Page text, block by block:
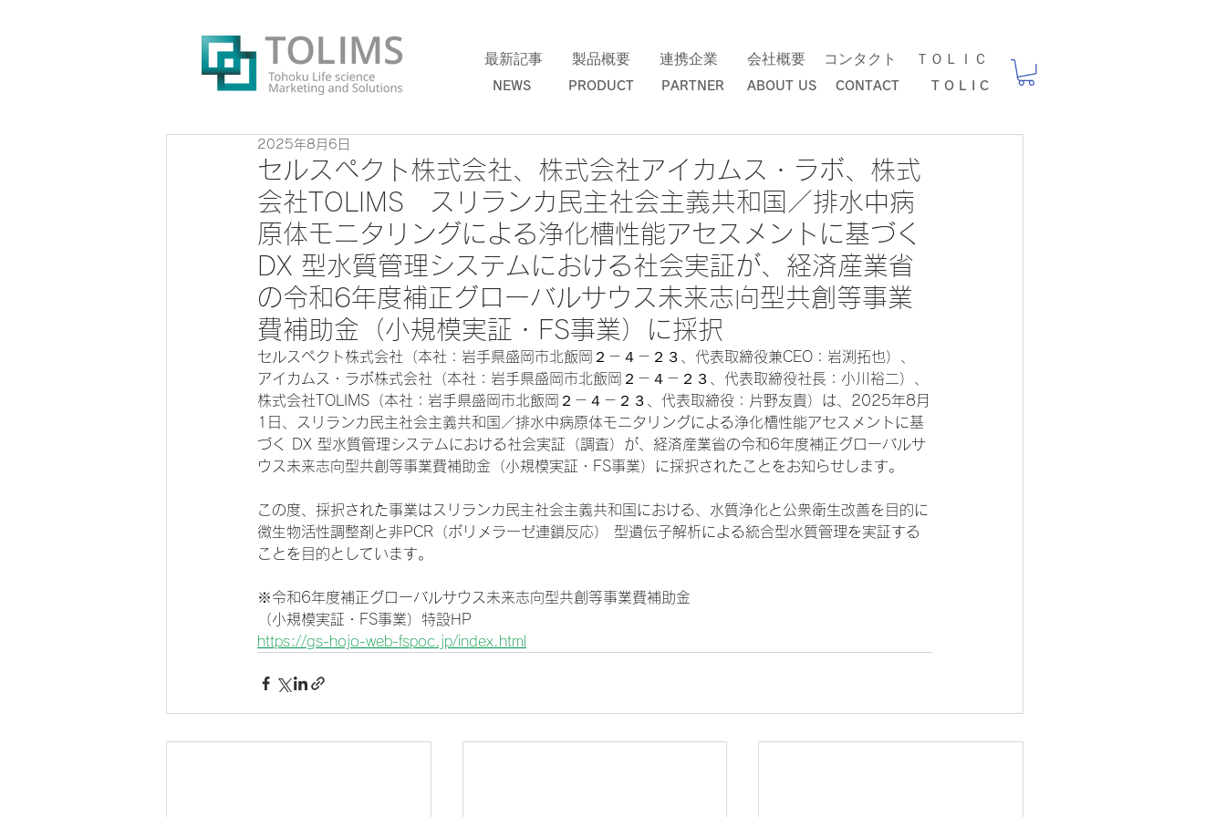
NEWS PRODUCT PARTNER ABOUT US CONTACT T O L I C
最新記事 製品概要 連携企業 会社概要 コンタクト ＴＯＬＩＣ
セルスペクト株式会社、株式会社アイカムス・ラボ、株式
会社TOLIMS スリランカ民主社会主義共和国／排水中病
原体モニタリングによる浄化槽性能アセスメントに基づく
DX 型水質管理システムにおける社会実証が、経済産業省
の令和6年度補正グローバルサウス未来志向型共創等事業
費補助金（小規模実証・FS事業）に採択
2025年8月6日
セルスペクト株式会社（本社：岩手県盛岡市北飯岡２－４－２３、代表取締役兼CEO：岩渕拓也）、
アイカムス・ラボ株式会社（本社：岩手県盛岡市北飯岡２－４－２３、代表取締役社長：小川裕二）、
株式会社TOLIMS（本社：岩手県盛岡市北飯岡２－４－２３、代表取締役：片野友貴）は、2025年8月
1日、スリランカ民主社会主義共和国／排水中病原体モニタリングによる浄化槽性能アセスメントに基
づく DX 型水質管理システムにおける社会実証（調査）が、経済産業省の令和6年度補正グローバルサ
ウス未来志向型共創等事業費補助金（小規模実証・FS事業）に採択されたことをお知らせします。
この度、採択された事業はスリランカ民主社会主義共和国における、水質浄化と公衆衛生改善を目的に
微生物活性調整剤と非PCR（ポリメラーゼ連鎖反応） 型遺伝子解析による統合型水質管理を実証する
ことを目的としています。
※令和6年度補正グローバルサウス未来志向型共創等事業費補助金
（小規模実証・FS事業）特設HP
https://gs-hojo-web-fspoc.jp/index.html